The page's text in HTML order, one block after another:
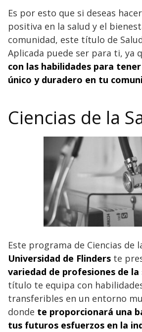
Es por esto que si deseas
positiva en la salud y el
comunidad, este título de
Aplicada puede ser para ti, ya
con las habilidades para
único y duradero en tu
Ciencias de la
Este programa de Ciencias de
Universidad de Flinders te
variedad de profesiones de la
título te equipa con
transferibles en un entorno
donde te proporcionará una
tus futuros esfuerzos en la